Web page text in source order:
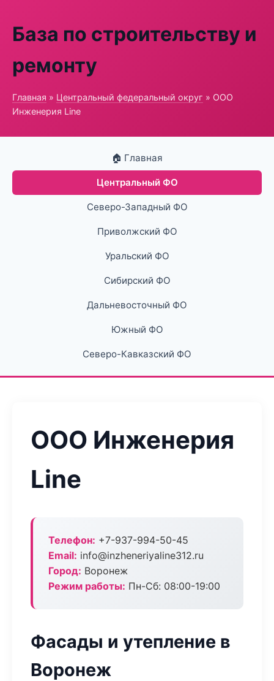
База по строительству и
ремонту
Главная » Центральный федеральный округ » ООО
Инженерия Line
🏠 Главная
Центральный ФО
Северо-Западный ФО
Приволжский ФО
Уральский ФО
Сибирский ФО
Дальневосточный ФО
Южный ФО
Северо-Кавказский ФО
ООО Инженерия
Line
Телефон: +7-937-994-50-45
Email: info@inzheneriyaline312.ru
Город: Воронеж
Режим работы: Пн-Сб: 08:00-19:00
Фасады и утепление в
Воронеж